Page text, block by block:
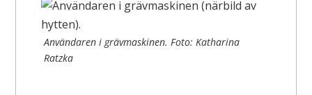
Användaren i grävmaskinen. Foto: Katharina
Ratzka